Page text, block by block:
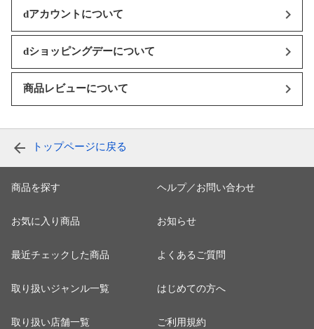
dアカウントについて
dショッピングデーについて
商品レビューについて
トップページに戻る
商品を探す
お気に入り商品
最近チェックした商品
取り扱いジャンル一覧
取り扱い店舗一覧
ヘルプ／お問い合わせ
お知らせ
よくあるご質問
はじめての方へ
ご利用規約